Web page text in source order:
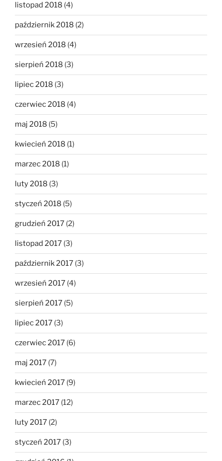
listopad 2018 (4)
październik 2018 (2)
wrzesień 2018 (4)
sierpień 2018 (3)
lipiec 2018 (3)
czerwiec 2018 (4)
maj 2018 (5)
kwiecień 2018 (1)
marzec 2018 (1)
luty 2018 (3)
styczeń 2018 (5)
grudzień 2017 (2)
listopad 2017 (3)
październik 2017 (3)
wrzesień 2017 (4)
sierpień 2017 (5)
lipiec 2017 (3)
czerwiec 2017 (6)
maj 2017 (7)
kwiecień 2017 (9)
marzec 2017 (12)
luty 2017 (2)
styczeń 2017 (3)